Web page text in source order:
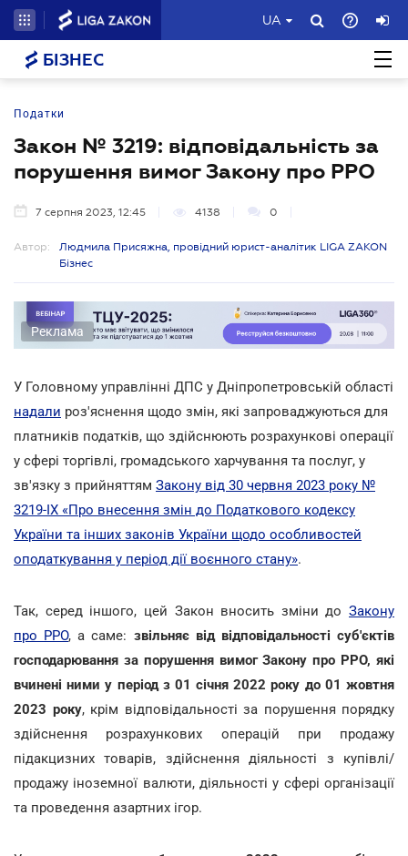
UA
БІЗНЕС
Податки
Закон № 3219: відповідальність за
порушення вимог Закону про РРО
7 серпня 2023, 12:45 4138 0
Автор:
Людмила Присяжна, провідний юрист-аналітик LIGA ZAKON
Бізнес
Реклама
У Головному управлінні ДПС у Дніпропетровській області
надали роз'яснення щодо змін, які запроваджуються для
платників податків, що здійснюють розрахункові операції
у сфері торгівлі, громадського харчування та послуг, у
зв'язку з прийняттям Закону від 30 червня 2023 року №
3219-IX «Про внесення змін до Податкового кодексу
України та інших законів України щодо особливостей
оподаткування у період дії воєнного стану».
Так, серед іншого, цей Закон вносить зміни до Закону
про РРО, а саме: звільняє від відповідальності суб'єктів
господарювання за порушення вимог Закону про РРО, які
вчинені ними у період з 01 січня 2022 року до 01 жовтня
2023 року, крім відповідальності за порушення порядку
здійснення розрахункових операцій при продажу
підакцизних товарів, здійснення діяльності з купівлі/
продажу іноземної валюти, діяльності у сфері організації
та проведення азартних ігор.